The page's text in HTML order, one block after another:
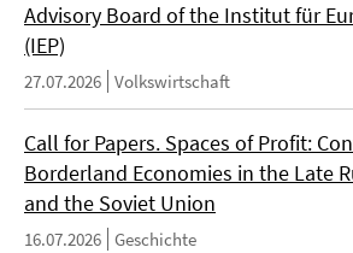
Advisory Board of the Institut für
(IEP)
27.07.2026 Volkswirtschaft
Call for Papers. Spaces of Profit:
Borderland Economies in the Late
and the Soviet Union
16.07.2026 Geschichte